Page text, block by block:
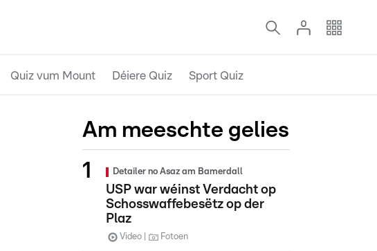
Quiz vum Mount Déiere Quiz Sport Quiz
Am meeschte gelies
Detailer no Asaz am Bamerdall
USP war wéinst Verdacht op
Schosswaffebesëtz op der
Plaz
Video Fotoen